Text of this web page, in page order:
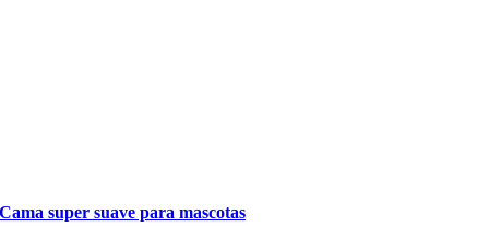
Cama super suave para mascotas